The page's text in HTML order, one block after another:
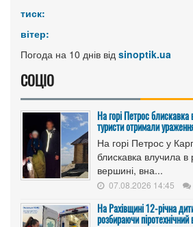
тиск:
вітер:
Погода на 10 днів від sinoptik.ua
СОЦІО
На горі Петрос
туристи отримали
На горі Петрос у
блискавка влучила
вершині, вна...
07.08.2026 14:45
На Рахівщині 12-річна
розбираючи піротехнічний